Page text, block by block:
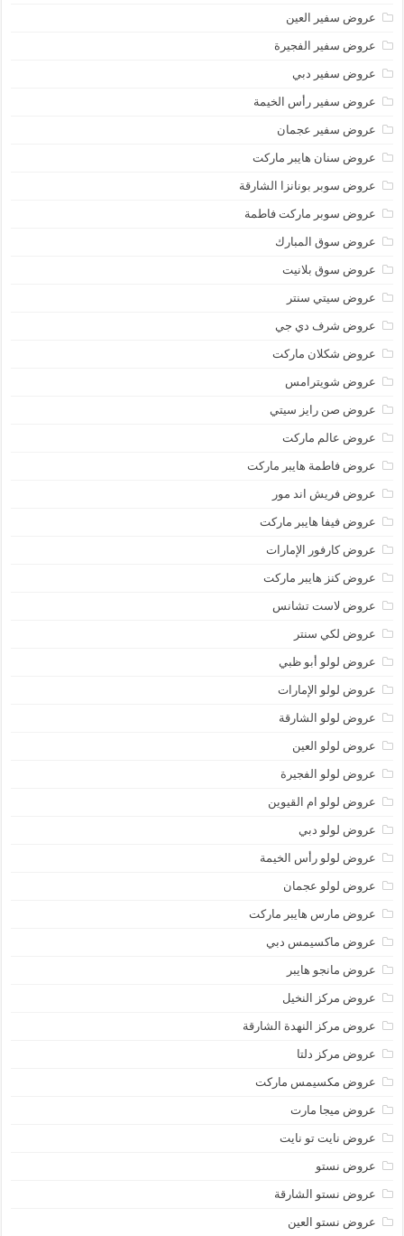
عروض سفير العين
عروض سفير الفجيرة
عروض سفير دبي
عروض سفير رأس الخيمة
عروض سفير عجمان
عروض سنان هايبر ماركت
عروض سوبر بونانزا الشارقة
عروض سوبر ماركت فاطمة
عروض سوق المبارك
عروض سوق بلانيت
عروض سيتي سنتر
عروض شرف دي جي
عروض شكلان ماركت
عروض شويترامس
عروض صن رايز سيتي
عروض عالم ماركت
عروض فاطمة هايبر ماركت
عروض فريش اند مور
عروض فيفا هايبر ماركت
عروض كارفور الإمارات
عروض كنز هايبر ماركت
عروض لاست تشانس
عروض لكي سنتر
عروض لولو أبو ظبي
عروض لولو الإمارات
عروض لولو الشارقة
عروض لولو العين
عروض لولو الفجيرة
عروض لولو ام القيوين
عروض لولو دبي
عروض لولو رأس الخيمة
عروض لولو عجمان
عروض مارس هايبر ماركت
عروض ماكسيمس دبي
عروض مانجو هايبر
عروض مركز النخيل
عروض مركز النهدة الشارقة
عروض مركز دلتا
عروض مكسيمس ماركت
عروض ميجا مارت
عروض نايت تو نايت
عروض نستو
عروض نستو الشارقة
عروض نستو العين